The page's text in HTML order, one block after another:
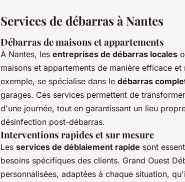
Services de débarras à Nantes
Débarras de maisons et appartements
À Nantes, les entreprises de débarras locales
maisons et appartements de manière efficace
exemple, se spécialise dans le débarras
garages. Ces services permettent de
d'une journée, tout en garantissant un lieu
désinfection post-débarras.
Interventions rapides et sur mesure
Les services de déblaiement rapide sont
besoins spécifiques des clients. Grand Ouest
personnalisées, adaptées à chaque situation,